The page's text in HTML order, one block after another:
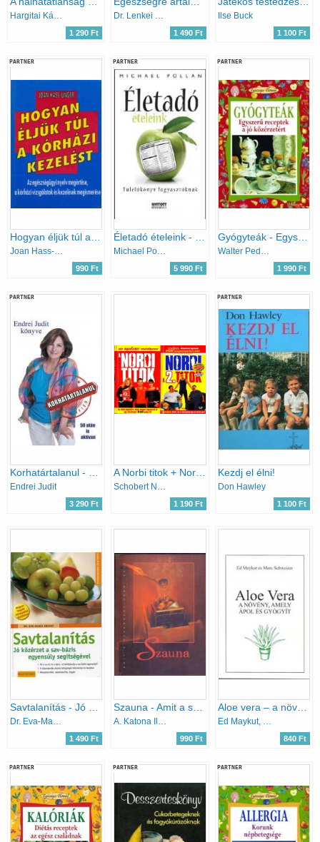
Hargitai Károly
1 290 Ft
Dr. Lenkei Gábor
1 490 Ft
Ilse Buck
1 100 Ft
PARTNER
Joan Hass-Unger
990 Ft
PARTNER
Michael Pollan
5 990 Ft
PARTNER
Gyógyteák - Egyszerű receptek a jó közérzetért
Walter Pedrotti
1 990 Ft
PARTNER
Endrei Judit
3 290 Ft 1 190 Ft
PARTNER
Kezdj el élni!
Don Hawley
1 100 Ft
Dr. Eva-Maria Kraske
1 490 Ft
A. Katona Ildikó és Tóth Judit (szerk.)
990 Ft
Aloe vera – a növény, amely ápol és gyógyít
Ed Maykut, Marc Schweizer
840 Ft
PARTNER PARTNER PARTNER